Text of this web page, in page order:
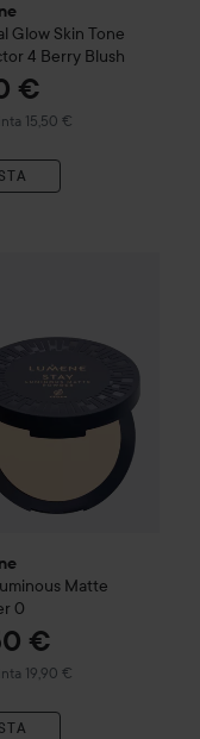
Glow Skin Tone
4 Berry Blush
€
15,50 €
hinta 15,50 €
Matte
0
€
19,90 €
hinta 19,90 €